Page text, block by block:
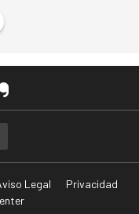
Legal
Privacidad